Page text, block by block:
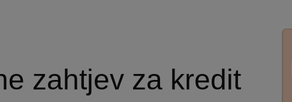
zahtjev za kredit